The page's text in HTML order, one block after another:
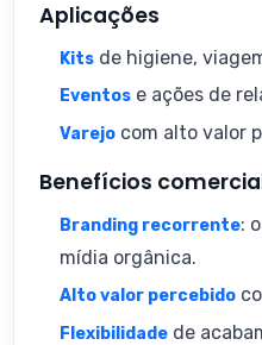
Aplicações
Kits de higiene,
Eventos e ações de
Varejo com alto valor
Benefícios
Branding recorrente:
mídia orgânica.
Alto valor percebido
Flexibilidade de